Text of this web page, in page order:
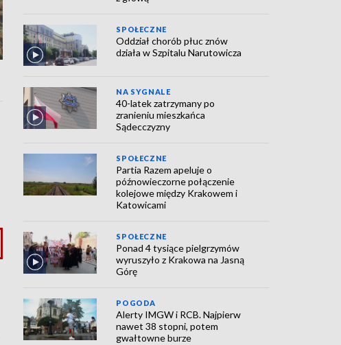
SPOŁECZNE
Oddział chorób płuc znów
działa w Szpitalu Narutowicza
NA SYGNALE
40-latek zatrzymany po
zranieniu mieszkańca
Sądecczyzny
SPOŁECZNE
Partia Razem apeluje o
późnowieczorne połączenie
kolejowe między Krakowem i
Katowicami
SPOŁECZNE
Ponad 4 tysiące pielgrzymów
wyruszyło z Krakowa na Jasną
Górę
POGODA
Alerty IMGW i RCB. Najpierw
nawet 38 stopni, potem
gwałtowne burze